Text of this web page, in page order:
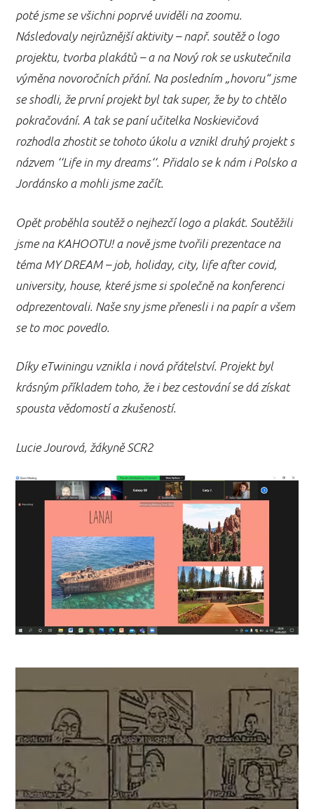
poté jsme se všichni poprvé uviděli na zoomu.
Následovaly nejrůznější aktivity – např. soutěž o logo
projektu, tvorba plakátů – a na Nový rok se uskutečnila
výměna novoročních přání. Na posledním „hovoru“ jsme
se shodli, že první projekt byl tak super, že by to chtělo
pokračování. A tak se paní učitelka Noskievičová
rozhodla zhostit se tohoto úkolu a vznikl druhý projekt s
názvem ‘‘Life in my dreams‘‘. Přidalo se k nám i Polsko a
Jordánsko a mohli jsme začít.
Opět proběhla soutěž o nejhezčí logo a plakát. Soutěžili
jsme na KAHOOTU! a nově jsme tvořili prezentace na
téma MY DREAM – job, holiday, city, life after covid,
university, house, které jsme si společně na konferenci
odprezentovali. Naše sny jsme přenesli i na papír a všem
se to moc povedlo.
Díky eTwiningu vznikla i nová přátelství. Projekt byl
krásným příkladem toho, že i bez cestování se dá získat
spousta vědomostí a zkušeností.
Lucie Jourová, žákyně SCR2